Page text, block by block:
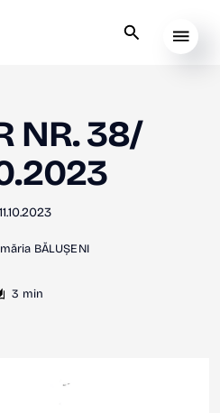
NR. 38/
11.10.2023
BĂLUȘENI
3 min